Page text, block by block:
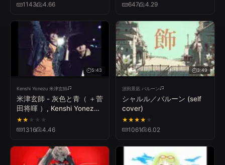
1143 4.66 647 4.29
5:43
Kenshi Yonezu 米津玄師
米津玄師 - 灰色と青（ ＋菅
田将暉 ）, Kenshi Yonezu -
Haiirotoao（+Masaki
Suda)
★★ ★ ★ ★
1316 4.46
3:49
須田景凪 バルーン
シャルル／バルーン (self
cover)
★★★★ ★
1061 6.02